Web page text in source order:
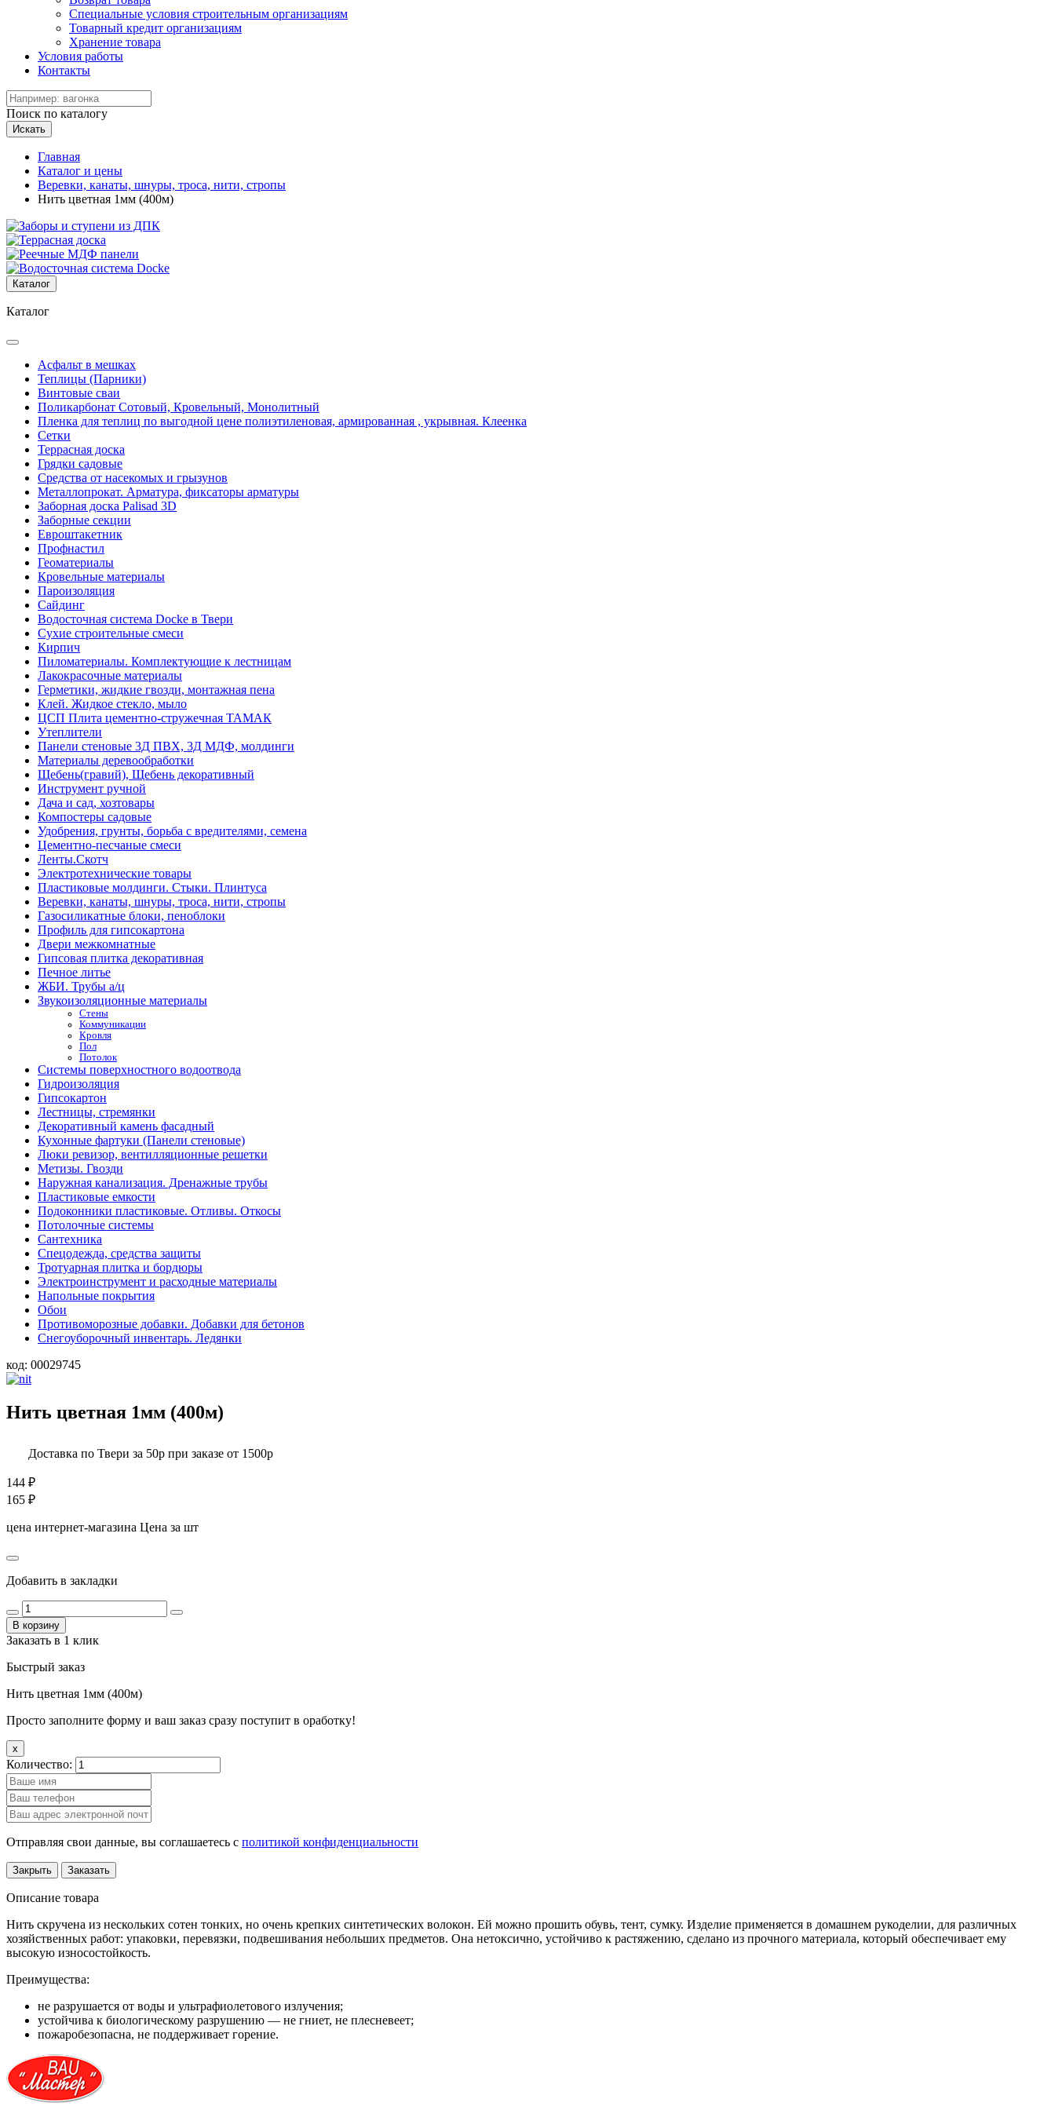
Специальные условия строительным организациям
Товарный кредит организациям
Хранение товара
Условия работы
Контакты
Поиск по каталогу
Искать
Главная
Каталог и цены
Веревки, канаты, шнуры, троса, нити, стропы
Нить цветная 1мм (400м)
Каталог
Каталог
Асфальт в мешках
Теплицы (Парники)
Винтовые сваи
Поликарбонат Сотовый, Кровельный, Монолитный
Пленка для теплиц по выгодной цене полиэтиленовая, армированная , укрывная. Клеенка
Сетки
Террасная доска
Грядки садовые
Средства от насекомых и грызунов
Металлопрокат. Арматура, фиксаторы арматуры
Заборная доска Palisad 3D
Заборные секции
Евроштакетник
Профнастил
Геоматериалы
Кровельные материалы
Пароизоляция
Сайдинг
Водосточная система Docke в Твери
Сухие строительные смеси
Кирпич
Пиломатериалы. Комплектующие к лестницам
Лакокрасочные материалы
Герметики, жидкие гвозди, монтажная пена
Клей. Жидкое стекло, мыло
ЦСП Плита цементно-стружечная ТАМАК
Утеплители
Панели стеновые 3Д ПВХ, 3Д МДФ, молдинги
Материалы деревообработки
Щебень(гравий), Щебень декоративный
Инструмент ручной
Дача и сад, хозтовары
Компостеры садовые
Удобрения, грунты, борьба с вредителями, семена
Цементно-песчаные смеси
Ленты.Скотч
Электротехнические товары
Пластиковые молдинги. Стыки. Плинтуса
Веревки, канаты, шнуры, троса, нити, стропы
Газосиликатные блоки, пеноблоки
Профиль для гипсокартона
Двери межкомнатные
Гипсовая плитка декоративная
Печное литье
ЖБИ. Трубы а/ц
Звукоизоляционные материалы
Стены
Коммуникации
Кровля
Пол
Потолок
Системы поверхностного водоотвода
Гидроизоляция
Гипсокартон
Лестницы, стремянки
Декоративный камень фасадный
Кухонные фартуки (Панели стеновые)
Люки ревизор, вентилляционные решетки
Метизы. Гвозди
Наружная канализация. Дренажные трубы
Пластиковые емкости
Подоконники пластиковые. Отливы. Откосы
Потолочные системы
Сантехника
Спецодежда, средства защиты
Тротуарная плитка и бордюры
Электроинструмент и расходные материалы
Напольные покрытия
Обои
Противоморозные добавки. Добавки для бетонов
Снегоуборочный инвентарь. Ледянки
код: 00029745
Нить цветная 1мм (400м)
Доставка по Твери за 50р при заказе от 1500р
144 ₽
165 ₽
цена интернет-магазина Цена за шт
Добавить в закладки
В корзину
Заказать в 1 клик
Быстрый заказ
Нить цветная 1мм (400м)
Просто заполните форму и ваш заказ сразу поступит в оработку!
x
Количество:
Отправляя свои данные, вы соглашаетесь с политикой конфиденциальности
Закрыть Заказать
Описание товара
Нить скручена из нескольких сотен тонких, но очень крепких синтетических волокон. Ей можно прошить обувь, тент, сумку. Изделие применяется в домашнем рукоделии, для различных
хозяйственных работ: упаковки, перевязки, подвешивания небольших предметов. Она нетоксично, устойчиво к растяжению, сделано из прочного материала, который обеспечивает ему
высокую износостойкость.
Преимущества:
не разрушается от воды и ультрафиолетового излучения;
устойчива к биологическому разрушению — не гниет, не плесневеет;
пожаробезопасна, не поддерживает горение.